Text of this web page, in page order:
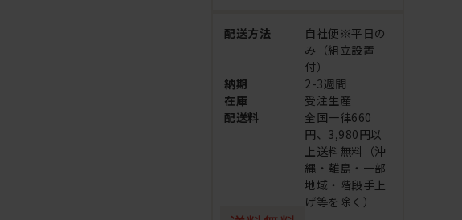
配送方法
自社便※平日の
み（組立設置
付）
納期
2-3週間
在庫
受注生産
配送料
全国一律660
円、3,980円以
上送料無料（沖
縄・離島・一部
地域・階段手上
げ等を除く）